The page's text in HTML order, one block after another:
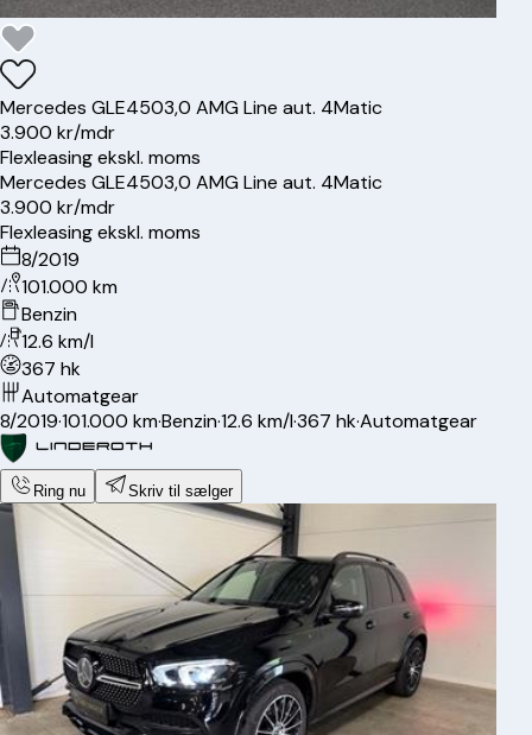
Mercedes GLE4503,0 AMG Line aut. 4Matic
3.900 kr/mdr
Flexleasing ekskl. moms
Mercedes GLE4503,0 AMG Line aut. 4Matic
3.900 kr/mdr
Flexleasing ekskl. moms
8/2019
101.000 km
Benzin
12.6 km/l
367 hk
Automatgear
8/2019·101.000 km·Benzin·12.6 km/l·367 hk·Automatgear
Ring nu Skriv til sælger